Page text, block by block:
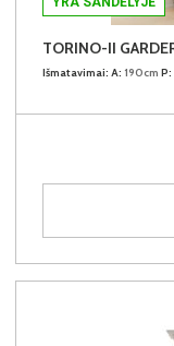
Išmatavimai: A: 190cm P: